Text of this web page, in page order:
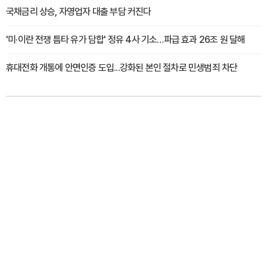
국채금리 상승, 자영업자 대출 부담 커진다
'미·이란 전쟁 틈타 유가 담합' 정유 4사 기소…파급 효과 26조 원 달해
휴대전화 개통에 안면인증 도입...강화된 본인 절차로 민생범죄 차단